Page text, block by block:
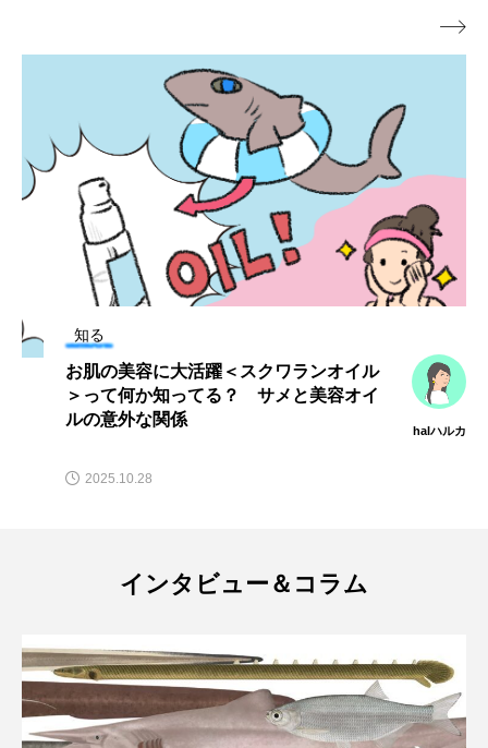
ホネガイ
ホンモロコ ポットベリーシーホース
マアジ マイクロプラスチック マグロ
マダコ マダラ
マテガイ ミカヅキノエボシ
ミナミギンガメアジ
ミナミハタンポ ミナミメダカ
ミンククジラ
メカジキ
メンダコ モクズガニ
モンツキハギ ヤコウガイ ヤゴ
知る
くりっとした顔がキュートな海のアイド
ル＜ダンゴウオ＞ 流されない秘密はお
腹にアリ？
秋津
2025.06.19

インタビュー＆コラム